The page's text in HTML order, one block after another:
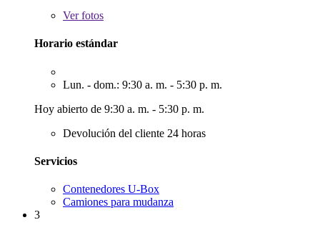
Verfotos
Horario estándar
Lun. - dom.: 9:30 a. m. - 5:30 p. m.
Hoy abierto de 9:30 a. m. - 5:30 p. m.
Devolución del cliente 24 horas
Servicios
Contenedores U-Box
Camiones para mudanza
3